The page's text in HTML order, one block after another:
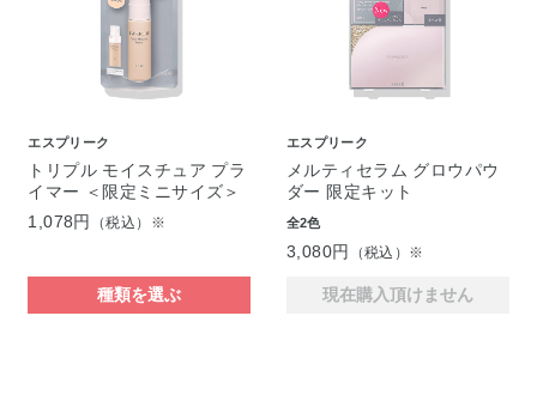
エスプリーク
トリプル モイスチュア プラ
イマー ＜限定ミニサイズ＞
1,078円
（税込）※
種類を選ぶ
エスプリーク
メルティセラム グロウパウ
ダー 限定キット
全2色
3,080円 （税込）※
現在購入頂けません